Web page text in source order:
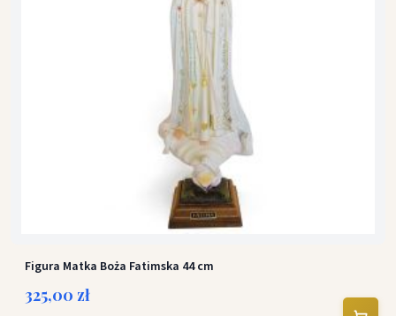
Figura Matka Boża Fatimska 44 cm
325,00 zł